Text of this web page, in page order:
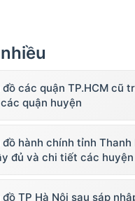
đồ các quận TP.HCM cũ
quận huyện
đồ hành chính tỉnh
đủ và chi tiết các
đồ TP Hà Nội sau sáp